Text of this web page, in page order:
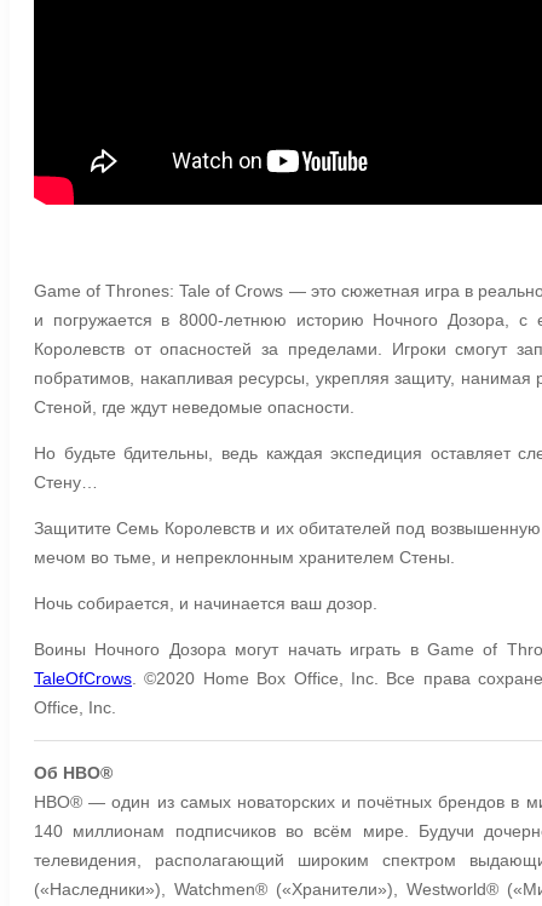
Game of Thrones: Tale of Crows — это сюжетная игра в
и погружается в 8000-летнюю историю Ночного Дозора,
Королевств от опасностей за пределами. Игроки смогут
побратимов, накапливая ресурсы, укрепляя защиту,
Стеной, где ждут неведомые опасности.
Но будьте бдительны, ведь каждая экспедиция оставляет
Стену…
Защитите Семь Королевств и их обитателей под
мечом во тьме, и непреклонным хранителем Стены.
Ночь собирается, и начинается ваш дозор.
Воины Ночного Дозора могут начать играть в Game of
TaleOfCrows . ©2020 Home Box Office, Inc. Все права
Office, Inc.
Об HBO®
HBO® — один из самых новаторских и почётных брендов в
140 миллионам подписчиков во всём мире. Будучи
телевидения, располагающий широким спектром
(«Наследники»), Watchmen® («Хранители»), Westworld®